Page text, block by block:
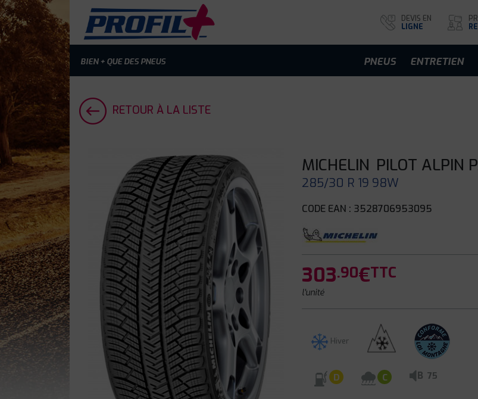
BIEN + QUE DES PNEUS
DEVIS EN
LIGNE
PNEUS ENTRETIEN
RETOUR À LA LISTE
MICHELIN PILOT ALPIN
285/30 R 19 98W
CODE EAN : 3528706953095
303.90€TTC
l'unité
Hiver
D C B 75